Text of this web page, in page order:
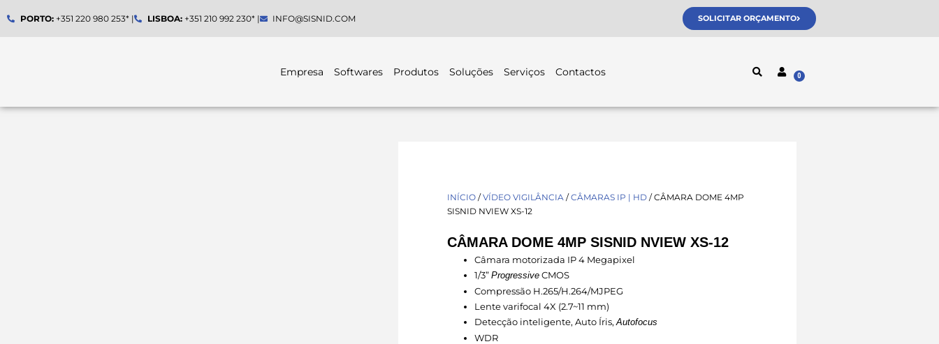
to
PORTO:+351 220 980 253* | LISBOA:+351 210 992 230* | INFO@SISNID.COM SOLICITAR ORÇAMENTO
Empresa Softwares Produtos Soluções Serviços Contactos
INÍCIO /VÍDEO VIGILÂNCIA /CÂMARAS IP | HD / CÂMARA DOME 4MP
SISNID NVIEW XS-12
CÂMARA DOME 4MP SISNID NVIEW XS-12
Câmara motorizada IP 4 Megapixel
1/3” Progressive CMOS
Compressão H.265/H.264/MJPEG
Lente varifocal 4X (2.7~11 mm)
Detecção inteligente, Auto Íris, Autofocus
WDR